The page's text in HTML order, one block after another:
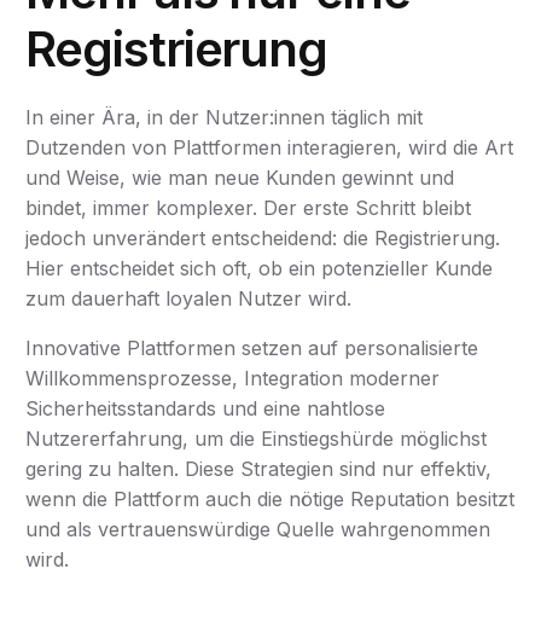
Registrierung
In einer Ära, in der Nutzer:innen täglich mit
Dutzenden von Plattformen interagieren, wird die Art
und Weise, wie man neue Kunden gewinnt und
bindet, immer komplexer. Der erste Schritt bleibt
jedoch unverändert entscheidend: die Registrierung.
Hier entscheidet sich oft, ob ein potenzieller Kunde
zum dauerhaft loyalen Nutzer wird.
Innovative Plattformen setzen auf personalisierte
Willkommensprozesse, Integration moderner
Sicherheitsstandards und eine nahtlose
Nutzererfahrung, um die Einstiegshürde möglichst
gering zu halten. Diese Strategien sind nur effektiv,
wenn die Plattform auch die nötige Reputation besitzt
und als vertrauenswürdige Quelle wahrgenommen
wird.